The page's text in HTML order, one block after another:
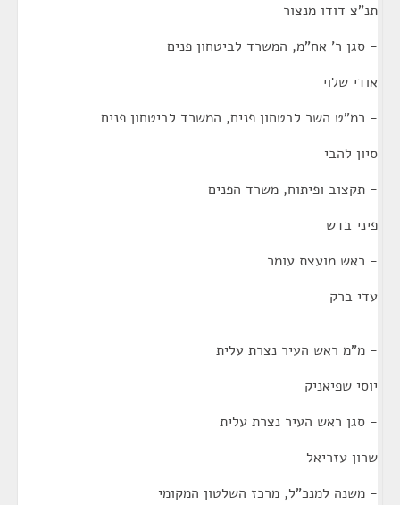
תנ"צ דודו מנצור
- סגן ר' אח"מ, המשרד לביטחון פנים
אודי שלוי
- רמ"ט השר לבטחון פנים, המשרד לביטחון פנים
סיון להבי
- תקצוב ופיתוח, משרד הפנים
פיני בדש
- ראש מועצת עומר
עדי ברק
- מ"מ ראש העיר נצרת עלית
יוסי שפיאניק
- סגן ראש העיר נצרת עלית
שרון עזריאל
- משנה למנכ"ל, מרכז השלטון המקומי